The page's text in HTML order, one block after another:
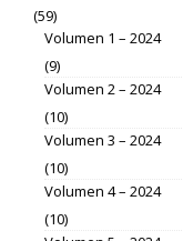
(59)
Volumen 1 – 2024
(9)
Volumen 2 – 2024
(10)
Volumen 3 – 2024
(10)
Volumen 4 – 2024
(10)